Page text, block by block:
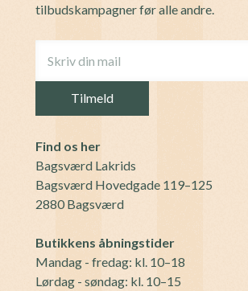
tilbudskampagner før alle andre.
Find os her
Bagsværd Lakrids
Bagsværd Hovedgade 119–125
2880 Bagsværd
Butikkens åbningstider
Mandag - fredag: kl. 10–18
Lørdag - søndag: kl. 10–15